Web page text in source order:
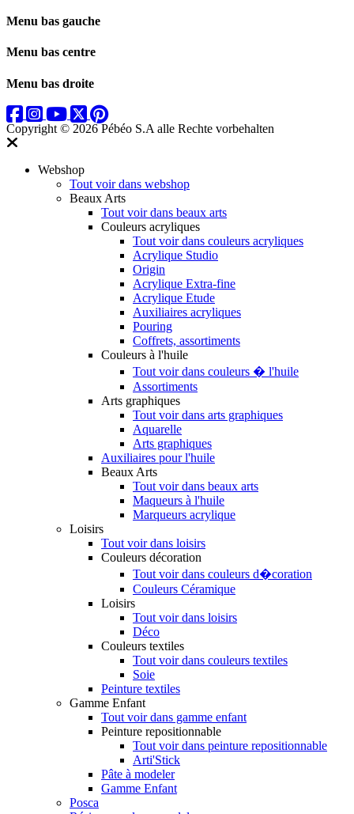
Menu bas gauche
Menu bas centre
Menu bas droite
Copyright © 2026 Pébéo S.A alle Rechte vorbehalten
Webshop
Tout voir dans webshop
Beaux Arts
Tout voir dans beaux arts
Couleurs acryliques
Tout voir dans couleurs acryliques
Acrylique Studio
Origin
Acrylique Extra-fine
Acrylique Etude
Auxiliaires acryliques
Pouring
Coffrets, assortiments
Couleurs à l'huile
Tout voir dans couleurs � l'huile
Assortiments
Arts graphiques
Tout voir dans arts graphiques
Aquarelle
Arts graphiques
Auxiliaires pour l'huile
Beaux Arts
Tout voir dans beaux arts
Maqueurs à l'huile
Marqueurs acrylique
Loisirs
Tout voir dans loisirs
Couleurs décoration
Tout voir dans couleurs d�coration
Couleurs Céramique
Loisirs
Tout voir dans loisirs
Déco
Couleurs textiles
Tout voir dans couleurs textiles
Soie
Peinture textiles
Gamme Enfant
Tout voir dans gamme enfant
Peinture repositionnable
Tout voir dans peinture repositionnable
Arti'Stick
Pâte à modeler
Gamme Enfant
Posca